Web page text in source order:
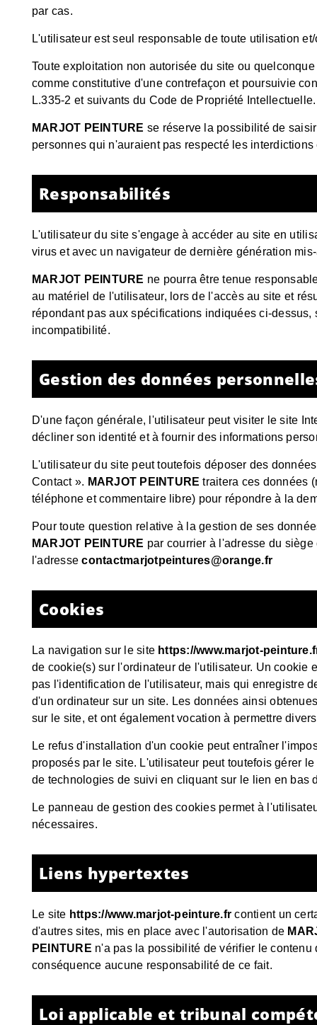
par cas.
L'utilisateur est seul responsable de toute utilisation
Toute exploitation non autorisée du site ou
comme constitutive d'une contrefaçon et poursuivie
L.335-2 et suivants du Code de Propriété Intellectuelle.
MARJOT PEINTURE se réserve la possibilité de
personnes qui n'auraient pas respecté les
Responsabilités
L'utilisateur du site s'engage à accéder au site en
virus et avec un navigateur de dernière génération
MARJOT PEINTURE ne pourra être tenue
au matériel de l'utilisateur, lors de l'accès au site et
répondant pas aux spécifications indiquées ci-
incompatibilité.
Gestion des données
D'une façon générale, l'utilisateur peut visiter le site
décliner son identité et à fournir des informations
L'utilisateur du site peut toutefois déposer des
Contact ». MARJOT PEINTURE traitera ces données
téléphone et commentaire libre) pour répondre à la
Pour toute question relative à la gestion de ses
MARJOT PEINTURE par courrier à l'adresse du
l'adressecontactmarjotpeintures@orange.fr
Cookies
La navigation sur le site https://www.marjot-
de cookie(s) sur l'ordinateur de l'utilisateur. Un cookie
pas l'identification de l'utilisateur, mais qui enregistre
d'un ordinateur sur un site. Les données ainsi
sur le site, et ont également vocation à permettre
Le refus d'installation d'un cookie peut entraîner
proposés par le site. L'utilisateur peut toutefois gérer
de technologies de suivi en cliquant sur le lien en bas
Le panneau de gestion des cookies permet à
nécessaires.
Liens hypertextes
Le site https://www.marjot-peinture.fr contient un
d'autres sites, mis en place avec l'autorisation de
PEINTURE n'a pas la possibilité de vérifier le
conséquence aucune responsabilité de ce fait.
Loi applicable et tribunal